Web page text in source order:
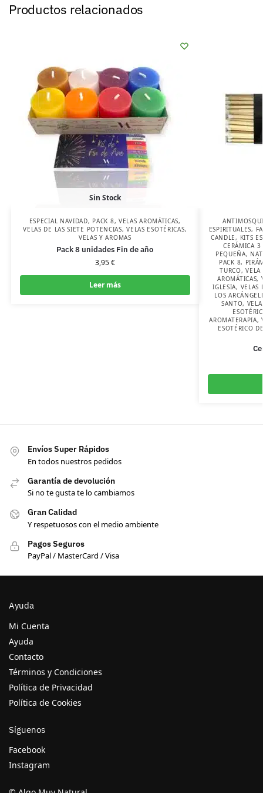
Productos relacionados
Sin Stock
ESPECIAL NAVIDAD, PACK 8, VELAS AROMÁTICAS,
VELAS DE LAS SIETE POTENCIAS,VELAS ESOTÉRICAS,
VELAS Y AROMAS
Pack 8 unidades Fin de año
3,95€
Leer más
ESPIRITUALES,
CANDLE, KITS
CERÁMICA 3
PEQUEÑA,
PACK 8,
TURCO,VELA
AROMÁTICAS,
IGLESIA, VELAS
LOS
SANTO,
AROMATERAPIA,
ESOTÉRICO
Envíos Super Rápidos
En todos nuestros pedidos
Garantía de devolución
Si no te gusta te lo cambiamos
Gran Calidad
Y respetuosos con el medio ambiente
Pagos Seguros
PayPal / MasterCard / Visa
Ayuda
Mi Cuenta
Ayuda
Contacto
Términos y Condiciones
Política de Privacidad
Política de Cookies
Síguenos
Facebook
Instagram